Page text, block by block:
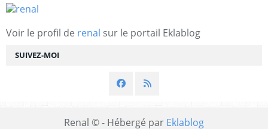
SUIVEZ-MOI
Voir le profil de renal sur le portail Eklablog
Renal © - Hébergé par Eklablog